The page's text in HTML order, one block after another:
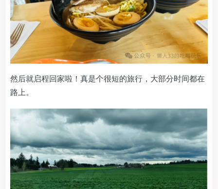
然后就启程回家啦！真是个很短的旅行，大部分时间都在
路上。